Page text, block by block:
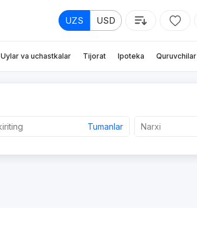
UZS USD
Uylar va uchastkalar Tijorat Ipoteka Quruvchilar
Tumanlar Narxi